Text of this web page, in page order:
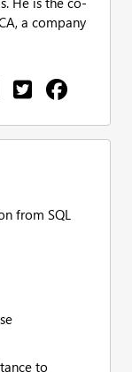
a company
from SQL
to